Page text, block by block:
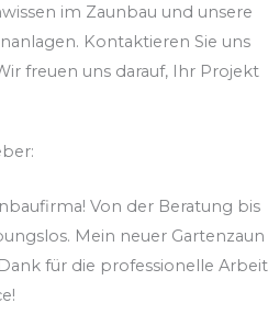
im Zaunbau und unsere
Kontaktieren Sie uns
freuen uns darauf, Ihr Projekt
Von der Beratung bis
Mein neuer Gartenzaun
für die professionelle Arbeit